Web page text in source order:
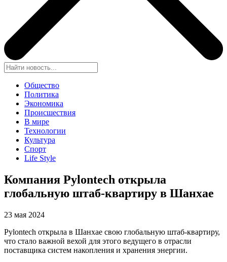
Общество
Политика
Экономика
Происшествия
В мире
Технологии
Культура
Спорт
Life Style
Компания Pylontech открыла
глобальную штаб-квартиру в Шанхае
23 мая 2024
Pylontech открыла в Шанхае свою глобальную штаб-квартиру,
что стало важной вехой для этого ведущего в отрасли
поставщика систем накопления и хранения энергии.